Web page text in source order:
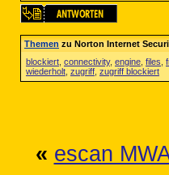
Themenzu Norton Internet
blockiert connectivity, engine files
wiederholt zugriff zugriff blockiert
« escan